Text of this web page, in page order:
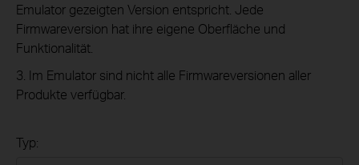
Emulator gezeigten Version entspricht. Jede
Firmwareversion hat ihre eigene Oberfläche und
Funktionalität.
3. Im Emulator sind nicht alle Firmwareversionen aller
Produkte verfügbar.
Typ: